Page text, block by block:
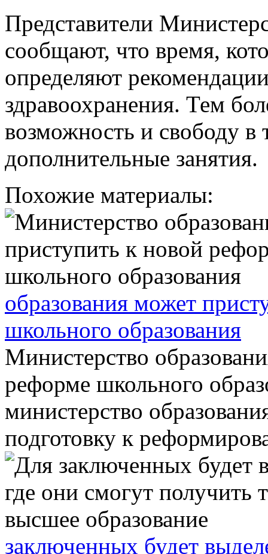
Представители
сообщают, что время,
определяют
здравоохранения. Тем
возможность и свободу в
дополнительные занятия.
Похожие материалы:
образования может
школьного образования
Министерство
реформе школьного
министерство
подготовку к
заключенных будет